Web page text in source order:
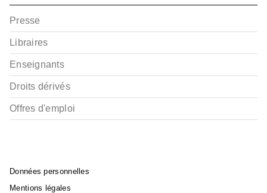
Presse
Libraires
Enseignants
Droits dérivés
Offres d'emploi
Données personnelles
Mentions légales